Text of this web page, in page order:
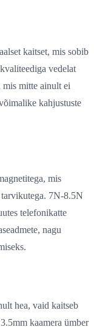
kaitset, mis sobib
vedelat
mis mitte ainult ei
kahjustuste
mis
tarvikutega. 7N-8.5N
telefonikatte
nagu
hea, vaid kaitseb
kaamera ümber